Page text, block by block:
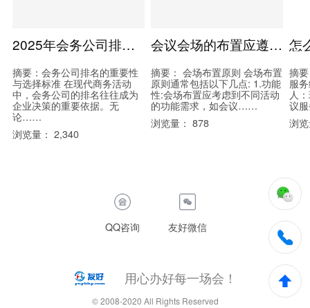
2025年会务公司排名top100，看看哪些优秀公司值得信赖
摘要：会务公司排名的重要性
与选择标准 在现代商务活动
中，会务公司的排名往往成为
企业决策的重要依据。无
论……
浏览量： 2,340
会议会场的布置应遵循哪些原则?(实用版)
摘要： 会场布置原则 会场布置
原则通常包括以下几点: 1.功能
性:会场布置应考虑到不同活动
的功能需求，如会议……
浏览量： 878
摘
服
人
议
浏
QQ咨询 友好微信
用心办好每一场会！
© 2008-2020 All Rights Reserved